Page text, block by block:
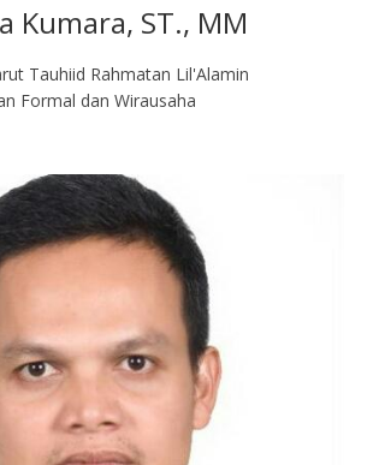
Kumara, ST., MM
Tauhiid Rahmatan Lil'Alamin
Formal dan Wirausaha